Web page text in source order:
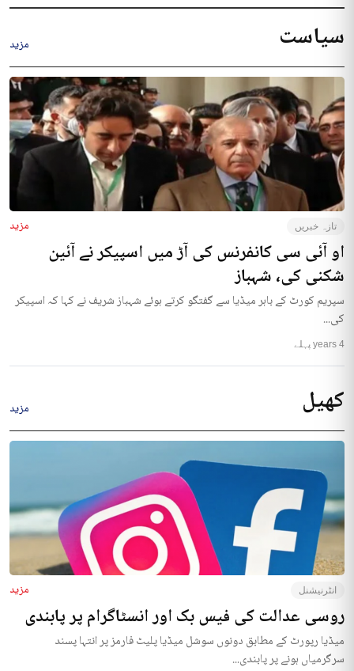
سیاست مزید
تازہ خبریں مزید
او آئی سی کانفرنس کی آڑ میں اسپیکر نے آئین
شکنی کی، شہباز
سپریم کورٹ کے باہر میڈیا سے گفتگو کرتے ہوئے شہباز شریف نے کہا کہ اسپیکر
کی...
4 years پہلے
کھیل مزید
انٹرنیشنل مزید
روسی عدالت کی فیس بک اور انسٹاگرام پر پابندی
میڈیا رپورٹ کے مطابق دونوں سوشل میڈیا پلیٹ فارمز پر انتہا پسند
سرگرمیاں ہونے پر پابندی...